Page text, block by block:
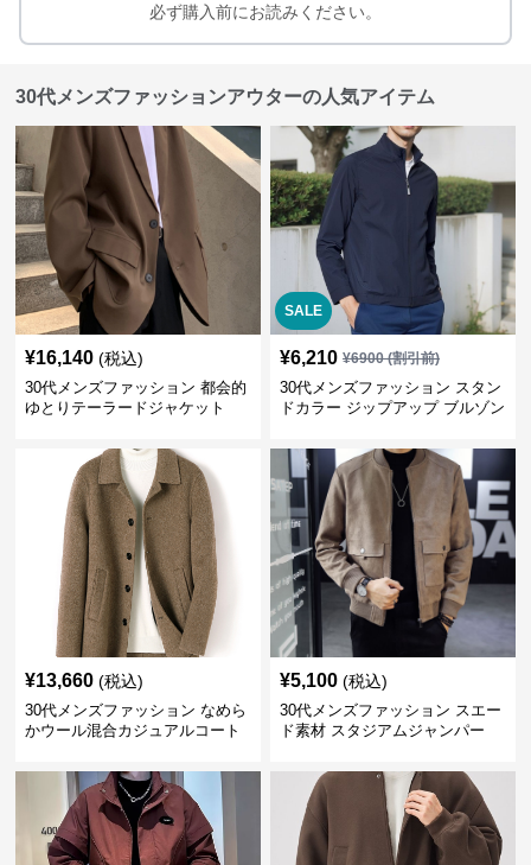
必ず購入前にお読みください。
30代メンズファッションアウターの人気アイテム
¥16,140 (税込)
30代メンズファッション 都会的
ゆとりテーラードジャケット
SALE
¥6,210 ¥6900(割引前)
30代メンズファッション スタン
ドカラー ジップアップ ブルゾン
¥13,660 (税込)
30代メンズファッション なめら
かウール混合カジュアルコート
¥5,100 (税込)
30代メンズファッション スエー
ド素材 スタジアムジャンパー